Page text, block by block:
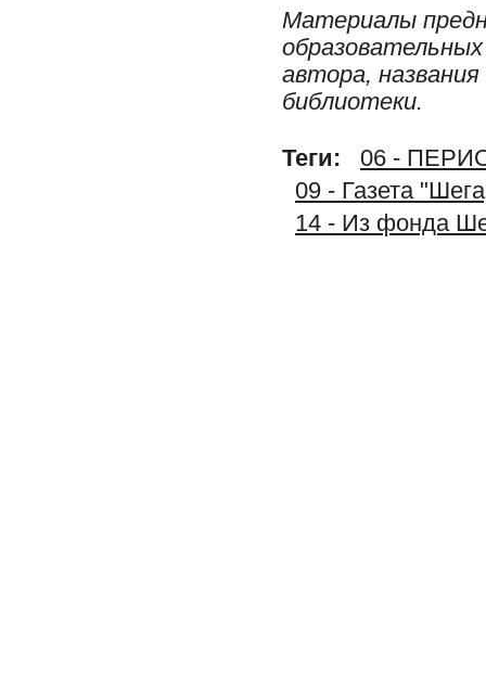
Материалы
автора,
библиотеки.
Теги:
06 -
09 - Газета
14 - Из фонда